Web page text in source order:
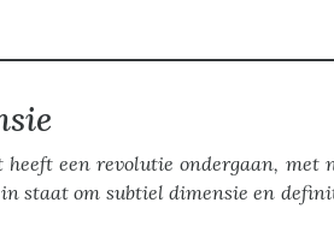
een revolutie ondergaan,
staat om subtiel dimensie en